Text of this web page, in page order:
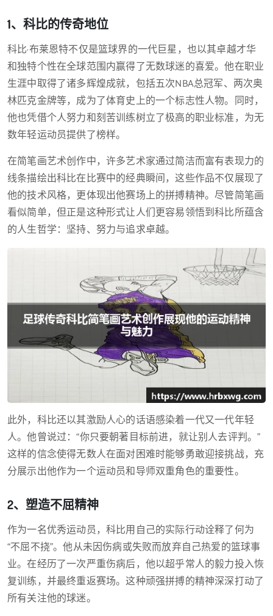
1、科比的传奇地位
科比·布莱恩特不仅是篮球界的一代巨星，也以其卓越才华
和独特个性在全球范围内赢得了无数球迷的喜爱。他在职业
生涯中取得了诸多辉煌成就，包括五次NBA总冠军、两次奥
林匹克金牌等，成为了体育史上的一个标志性人物。同时，
他也凭借个人努力和刻苦训练树立了极高的职业标准，为无
数年轻运动员提供了榜样。
在简笔画艺术创作中，许多艺术家通过简洁而富有表现力的
线条描绘出科比在比赛中的经典瞬间，这些作品不仅展现了
他的技术风格，更体现出他赛场上的拼搏精神。尽管简笔画
看似简单，但正是这种形式让人们更容易领悟到科比所蕴含
的人生哲学：坚持、努力与追求卓越。
此外，科比还以其激励人心的话语感染着一代又一代年轻
人。他曾说过：“你只要朝著目标前进，就让别人去评判。”
这样的信念使得无数人在面对困难时能够勇敢迎接挑战，充
分展示出他作为一个运动员和导师双重角色的重要性。
2、塑造不屈精神
作为一名优秀运动员，科比用自己的实际行动诠释了何为
“不屈不挠”。他从未因伤病或失败而放弃自己热爱的篮球事
业。在经历了一次严重伤病后，他以超乎常人的毅力投入恢
复训练，并最终重返赛场。这种顽强拼搏的精神深深打动了
所有关注他的球迷。